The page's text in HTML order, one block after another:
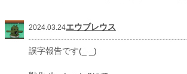
2024.03.24エウブレウス
誤字報告です(_ _)